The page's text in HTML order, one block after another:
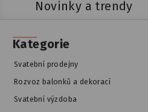
Novinky a trendy
Kategorie
Svatební prodejny
Rozvoz balonků a dekorací
Svatební výzdoba